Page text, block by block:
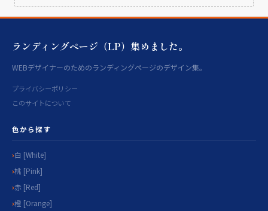
ランディングページ（LP）集めました。
WEBデザイナーのためのランディングページのデザイン集。
プライバシーポリシー
このサイトについて
色から探す
白 [White]
桃 [Pink]
赤 [Red]
橙 [Orange]